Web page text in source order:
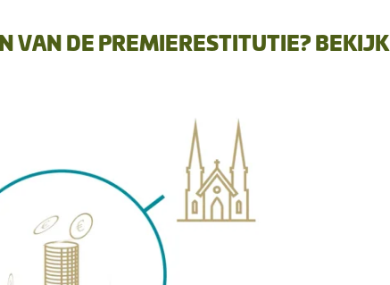
VAN DE PREMIERESTITUTIE? BEKIJK